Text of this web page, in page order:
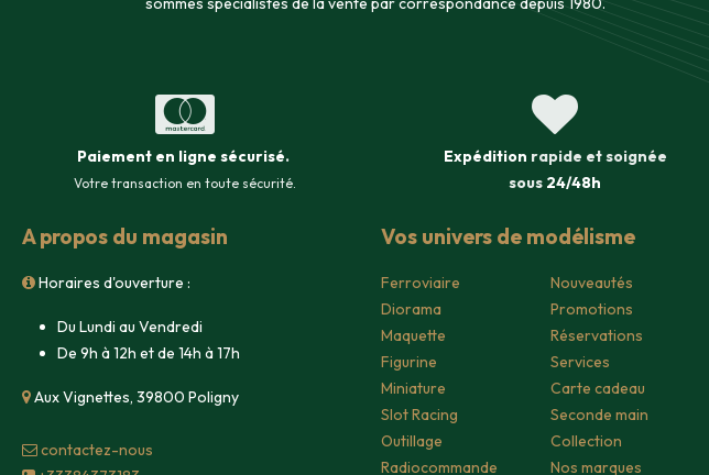
Paiement en ligne sécurisé.
Votre transaction en toute sécurité.
Expédition rapide et soignée
sous 24/48h
A propos du magasin
Horaires d'ouverture :
Du Lundi au Vendredi
De 9h à 12h et de 14h à 17h
Aux Vignettes, 39800 Poligny
contacte​z-nous
Vos univers de modélisme
Ferroviaire
Diorama
Maquette
Figurine
Miniature
Slot Racing
Outillage
Radiocommande
Nouveautés
Promotions
Réservations
Services
Carte cadeau
Seconde main
Collection
Nos marques